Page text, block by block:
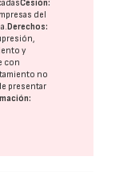
Cesión:
del
Derechos:
y
con
no
presentar